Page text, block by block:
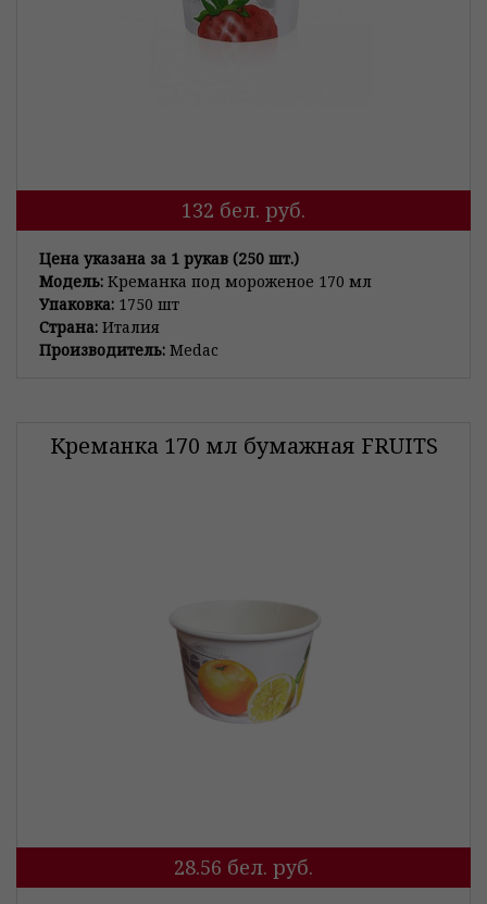
132 бел. руб.
Цена указана за 1 рукав (250 шт.)
Модель: Креманка под мороженое 170 мл
Упаковка: 1750 шт
Страна: Италия
Производитель: Medac
Креманка 170 мл бумажная FRUITS
28.56 бел. руб.